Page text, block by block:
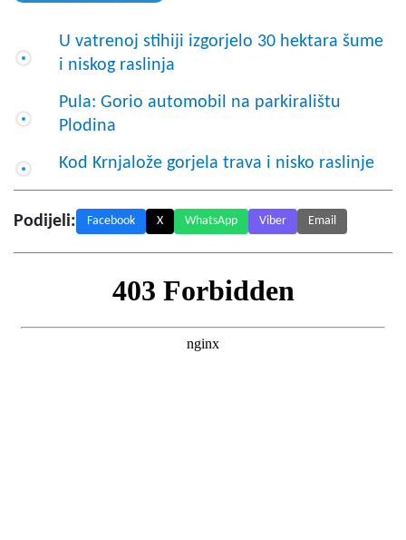
U vatrenoj stihiji izgorjelo 30 hektara šume
i niskog raslinja
Pula: Gorio automobil na parkiralištu
Plodina
Kod Krnjalože gorjela trava i nisko raslinje
Podijeli: Facebook X WhatsApp Viber Email